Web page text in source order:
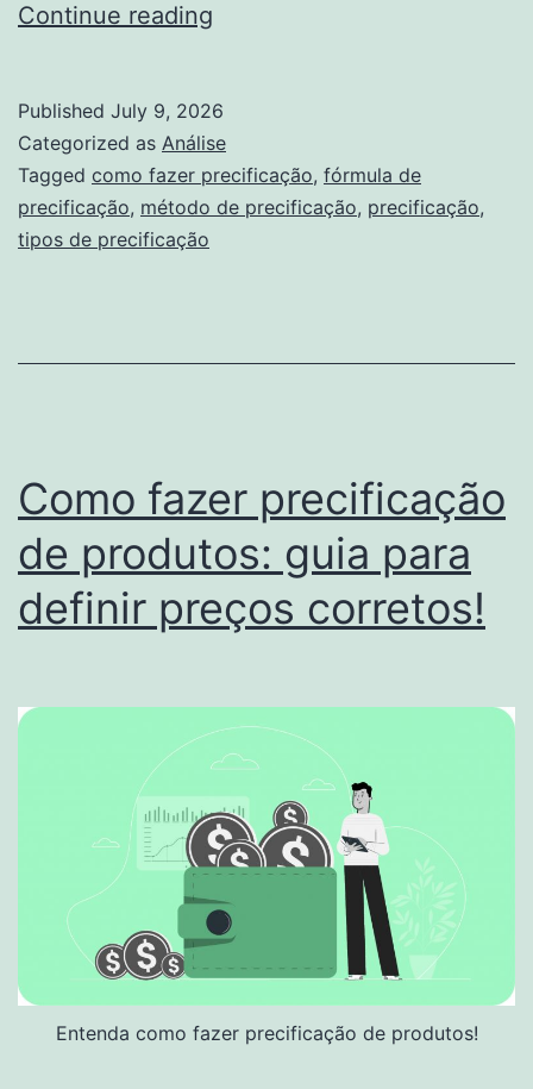
Continue reading
como
calcular
o
Published July 9, 2026
Categorized as Análise
Tagged como fazer precificação, fórmula de
precificação, método de precificação, precificação,
tipos de precificação
Como fazer precificação
de produtos: guia para
definir preços corretos!
Entenda como fazer precificação de produtos!